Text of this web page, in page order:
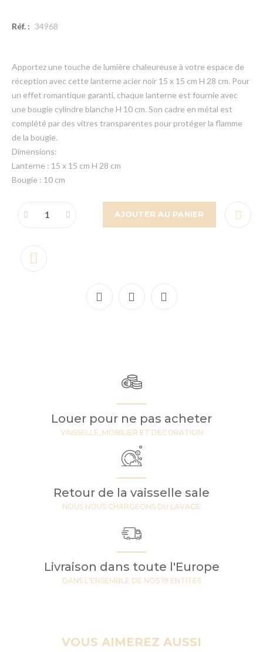
Réf. : 34968
Apportez une touche de lumière chaleureuse à votre espace de
réception avec cette lanterne acier noir 15 x 15 cm H 28 cm. Pour
un effet romantique garanti, chaque lanterne est fournie avec
une bougie cylindre blanche H 10 cm. Son cadre en métal est
complété par des vitres transparentes pour protéger la flamme
de la bougie.
Dimensions:
Lanterne : 15 x 15 cm H 28 cm
Bougie : 10 cm
AJOUTER AU PANIER
Louer pour ne pas acheter
VAISSELLE, MOBILIER ET DECORATION
Retour de la vaisselle sale
NOUS NOUS CHARGEONS DU LAVAGE
Livraison dans toute l'Europe
DANS L'ENSEMBLE DE NOS 19 ENTITES
VOUS AIMEREZ AUSSI